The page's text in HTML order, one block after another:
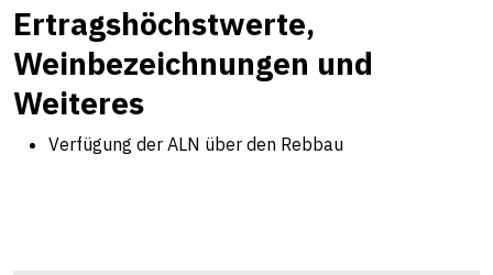
Ertragshöchstwerte,
Weinbezeichnungen und
Weiteres
Verfügung der ALN über den Rebbau